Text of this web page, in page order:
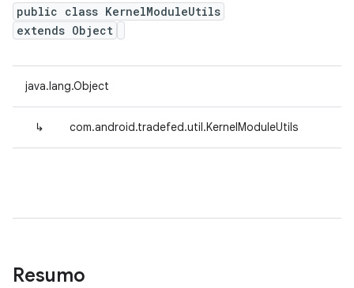
public class KernelModuleUtils
extends Object
java.lang.Object
↳ com.android.tradefed.util.KernelModuleUtils
Resumo